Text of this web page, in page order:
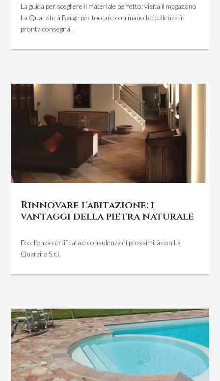
La guida per scegliere il materiale perfetto: visita il magazzino
La Quarzite a Barge per toccare con mano l'eccellenza in
pronta consegna.
Rinnovare l'abitazione: i
vantaggi della pietra naturale
Eccellenza certificata e consulenza di prossimità con La
Quarzite S.r.l.